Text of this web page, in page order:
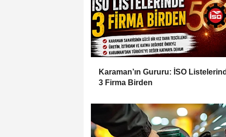
Karaman’ın Gururu: İSO
3 Firma Birden